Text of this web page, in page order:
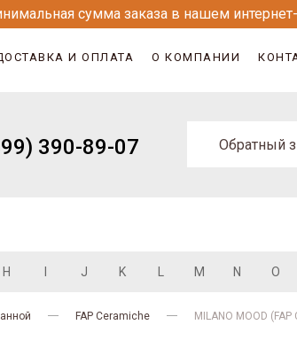
сумма заказа в нашем
И ОПЛАТА О КОМПАНИИ
390-89-07 Обратный
H J K M N O
FAP Ceramiche MILANO MOOD